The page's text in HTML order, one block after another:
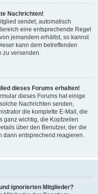
Nachrichten!
sendet, automatisch
eine entsprechende Regel
jemandem erhältst, so kannst
kann dem betreffenden
versenden.
dieses Forums erhalten!
dieses Forums hat einige
Nachrichten senden,
die komplette E-Mail, die
ganz wichtig, die Kopfzeilen
über den Benutzer, der die
dann entsprechend reagieren.
ignorierten Mitglieder?